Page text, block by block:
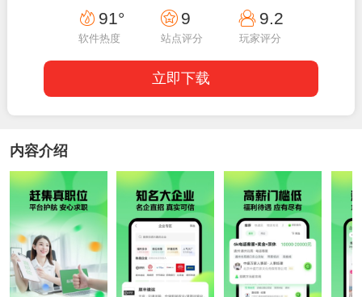
01:40:02
91°
软件热度
9
站点评分
9.2
玩家评分
立即下载
内容介绍